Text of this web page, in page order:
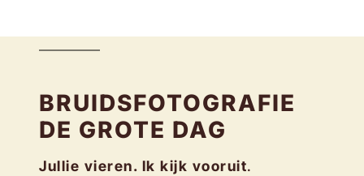
BRUIDSFOTOGRAFIE
DE GROTE DAG
Jullie vieren. Ik kijk vooruit.